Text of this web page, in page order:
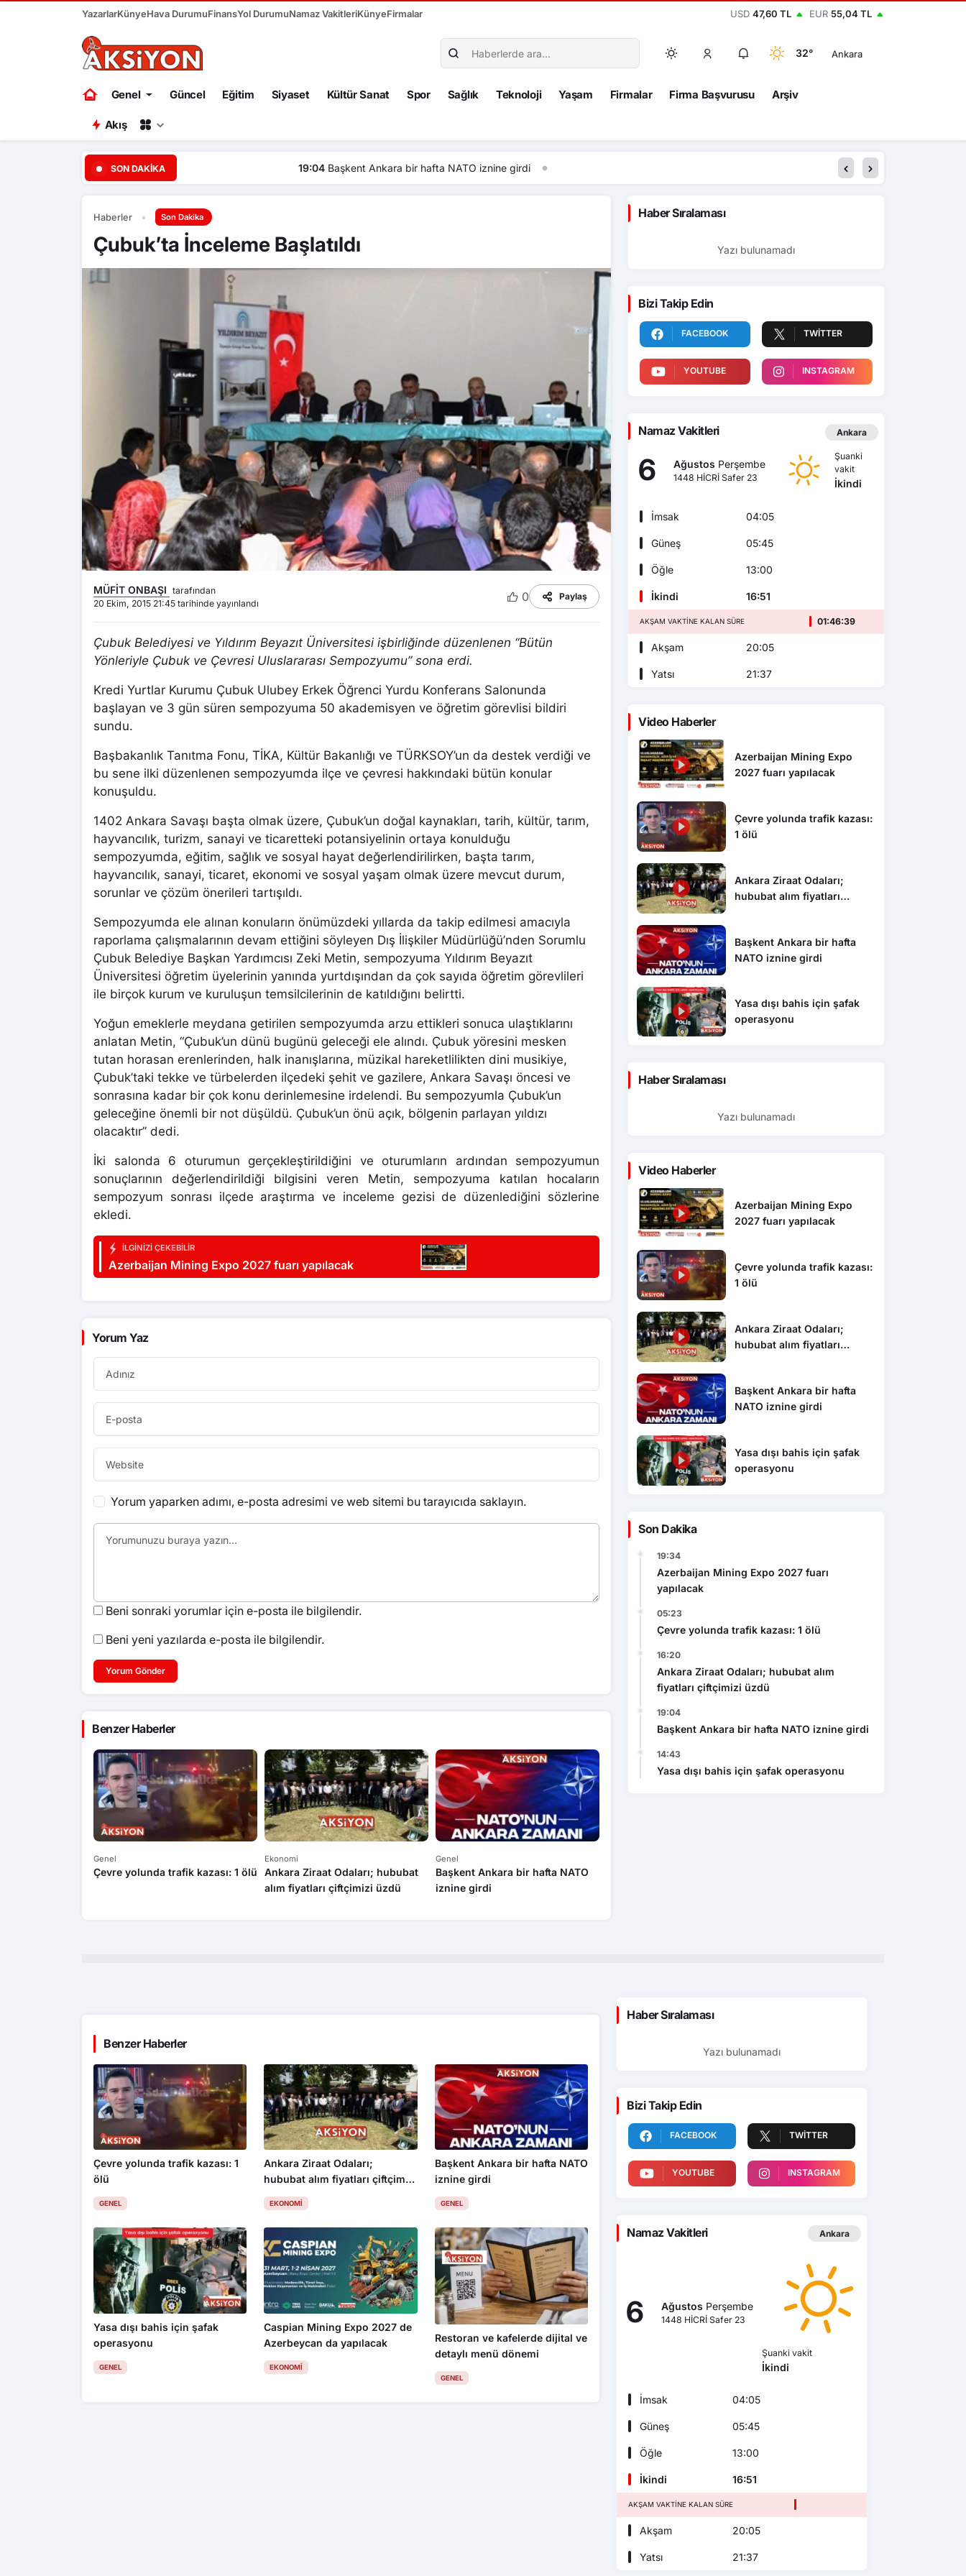
YazarlarKünyeHava DurumuFinansYol DurumuNamaz VakitleriKünyeFirmalar USD 47,60 TL EUR 55,04 TL
32° Ankara
Genel Güncel Eğitim Siyaset Kültür Sanat Spor Sağlık Teknoloji Yaşam Firmalar Firma Başvurusu Arşiv
Akış
SON DAKIKA Başkent Ankara bir hafta NATO iznine girdi
Haberler Son Dakika
Çubuk’ta İnceleme Başlatıldı
MÜFİT ONBAŞI tarafından
20 Ekim, 2015 21:45 tarihinde yayınlandı
0 Paylaş
Çubuk Belediyesi ve Yıldırım Beyazıt Üniversitesi işbirliğinde düzenlenen “Bütün
Yönleriyle Çubuk ve Çevresi Uluslararası Sempozyumu” sona erdi.
Kredi Yurtlar Kurumu Çubuk Ulubey Erkek Öğrenci Yurdu Konferans Salonunda
başlayan ve 3 gün süren sempozyuma 50 akademisyen ve öğretim görevlisi bildiri
sundu.
Başbakanlık Tanıtma Fonu, TİKA, Kültür Bakanlığı ve TÜRKSOY’un da destek verdiği ve
bu sene ilki düzenlenen sempozyumda ilçe ve çevresi hakkındaki bütün konular
konuşuldu.
1402 Ankara Savaşı başta olmak üzere, Çubuk’un doğal kaynakları, tarih, kültür, tarım,
hayvancılık, turizm, sanayi ve ticaretteki potansiyelinin ortaya konulduğu
sempozyumda, eğitim, sağlık ve sosyal hayat değerlendirilirken, başta tarım,
hayvancılık, sanayi, ticaret, ekonomi ve sosyal yaşam olmak üzere mevcut durum,
sorunlar ve çözüm önerileri tartışıldı.
Sempozyumda ele alınan konuların önümüzdeki yıllarda da takip edilmesi amacıyla
raporlama çalışmalarının devam ettiğini söyleyen Dış İlişkiler Müdürlüğü’nden Sorumlu
Çubuk Belediye Başkan Yardımcısı Zeki Metin, sempozyuma Yıldırım Beyazıt
Üniversitesi öğretim üyelerinin yanında yurtdışından da çok sayıda öğretim görevlileri
ile birçok kurum ve kuruluşun temsilcilerinin de katıldığını belirtti.
Yoğun emeklerle meydana getirilen sempozyumda arzu ettikleri sonuca ulaştıklarını
anlatan Metin, “Çubuk’un dünü bugünü geleceği ele alındı. Çubuk yöresini mesken
tutan horasan erenlerinden, halk inanışlarına, müzikal hareketlilikten dini musikiye,
Çubuk’taki tekke ve türbelerden ilçedeki şehit ve gazilere, Ankara Savaşı öncesi ve
sonrasına kadar bir çok konu derinlemesine irdelendi. Bu sempozyumla Çubuk’un
geleceğine önemli bir not düşüldü. Çubuk’un önü açık, bölgenin parlayan yıldızı
olacaktır” dedi.
İki salonda 6 oturumun gerçekleştirildiğini ve oturumların ardından sempozyumun
sonuçlarının değerlendirildiği bilgisini veren Metin, sempozyuma katılan hocaların
sempozyum sonrası ilçede araştırma ve inceleme gezisi de düzenlediğini sözlerine
ekledi.
İLGINIZI ÇEKEBILIR
Azerbaijan Mining Expo 2027 fuarı yapılacak
Yorum Yaz
Yorum yaparken adımı, e-posta adresimi ve web sitemi bu tarayıcıda saklayın.
Beni sonraki yorumlar için e-posta ile bilgilendir.
Beni yeni yazılarda e-posta ile bilgilendir.
Yorum Gönder
Benzer Haberler
Genel
Çevre yolunda trafik kazası: 1 ölü
Ekonomi
Ankara Ziraat Odaları; hububat
alım fiyatları çiftçimizi üzdü
Genel
Başkent Ankara bir hafta NATO
iznine girdi
Haber Sıralaması
Yazı bulunamadı
Bizi Takip Edin
FACEBOOK TWITTER
YOUTUBE INSTAGRAM
Namaz Vakitleri Ankara
6 Ağustos Perşembe
1448 HİCRİ Safer 23
Şuanki
vakit
İkindi
İmsak 04:05
Güneş 05:45
Öğle 13:00
İkindi 16:51
AKŞAM VAKTINE KALAN SÜRE 01:46:37
Akşam 20:05
Yatsı 21:37
Video Haberler
Azerbaijan Mining Expo
2027 fuarı yapılacak
Çevre yolunda trafik kazası:
1 ölü
Ankara Ziraat Odaları;
hububat alım fiyatları
Başkent Ankara bir hafta
NATO iznine girdi
Yasa dışı bahis için şafak
operasyonu
Haber Sıralaması
Yazı bulunamadı
Video Haberler
Azerbaijan Mining Expo
2027 fuarı yapılacak
Çevre yolunda trafik kazası:
1 ölü
Ankara Ziraat Odaları;
hububat alım fiyatları
Başkent Ankara bir hafta
NATO iznine girdi
Yasa dışı bahis için şafak
operasyonu
Son Dakika
19:34
Azerbaijan Mining Expo 2027 fuarı
yapılacak
05:23
Çevre yolunda trafik kazası: 1 ölü
16:20
Ankara Ziraat Odaları; hububat alım
fiyatları çiftçimizi üzdü
19:04
Başkent Ankara bir hafta NATO iznine girdi
14:43
Yasa dışı bahis için şafak operasyonu
Benzer Haberler
Çevre yolunda trafik kazası: 1
ölü
GENEL
Ankara Ziraat Odaları;
hububat alım fiyatları çiftçimizi
üzdü
EKONOMI
Başkent Ankara bir hafta NATO
iznine girdi
GENEL
Yasa dışı bahis için şafak
operasyonu
GENEL
Caspian Mining Expo 2027 de
Azerbeycan da yapılacak
EKONOMI
Restoran ve kafelerde dijital ve
detaylı menü dönemi
GENEL
Haber Sıralaması
Yazı bulunamadı
Bizi Takip Edin
FACEBOOK TWITTER
YOUTUBE INSTAGRAM
Namaz Vakitleri Ankara
6 Ağustos Perşembe
1448 HİCRİ Safer 23
Şuanki vakit
İkindi
İmsak 04:05
Güneş 05:45
Öğle 13:00
İkindi 16:51
AKŞAM VAKTINE KALAN SÜRE
Akşam 20:05
Yatsı 21:37